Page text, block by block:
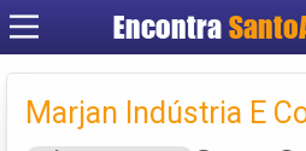
Encontra
Criar
Marjan Indústria E